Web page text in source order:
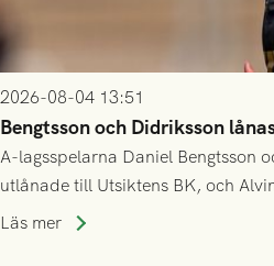
2026-08-04 13:51
Bengtsson och Didriksson
A-lagsspelarna Daniel Bengtsson
utlånade till Utsiktens BK, och
speltid i Hestrafors genom
Läs mer